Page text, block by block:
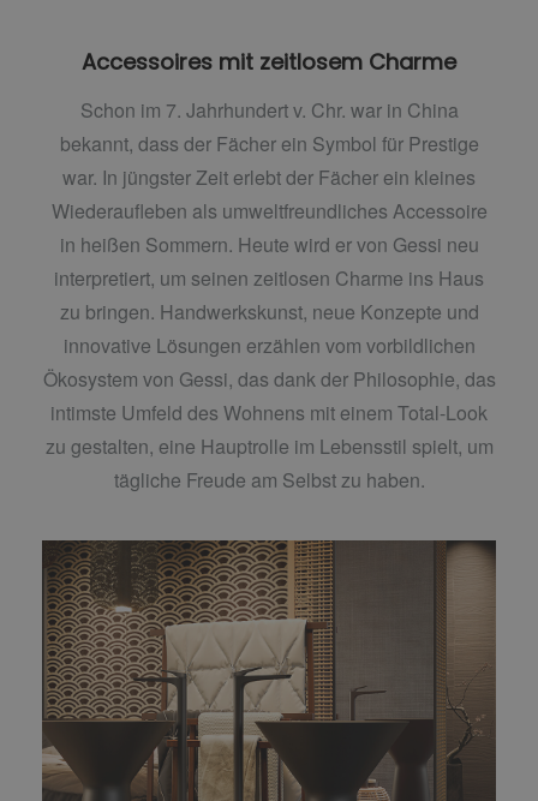
Accessoires mit zeitlosem Charme
Schon im 7. Jahrhundert v. Chr. war in China
bekannt, dass der Fächer ein Symbol für Prestige
war. In jüngster Zeit erlebt der Fächer ein kleines
Wiederaufleben als umweltfreundliches Accessoire
in heißen Sommern. Heute wird er von Gessi neu
interpretiert, um seinen zeitlosen Charme ins Haus
zu bringen. Handwerkskunst, neue Konzepte und
innovative Lösungen erzählen vom vorbildlichen
Ökosystem von Gessi, das dank der Philosophie, das
intimste Umfeld des Wohnens mit einem Total-Look
zu gestalten, eine Hauptrolle im Lebensstil spielt, um
tägliche Freude am Selbst zu haben.